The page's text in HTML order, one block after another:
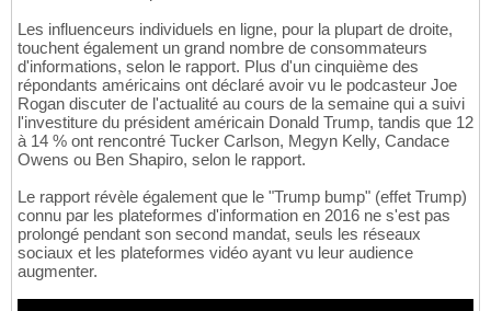
Les influenceurs individuels en ligne, pour la plupart de droite,
touchent également un grand nombre de consommateurs
d'informations, selon le rapport. Plus d'un cinquième des
répondants américains ont déclaré avoir vu le podcasteur Joe
Rogan discuter de l'actualité au cours de la semaine qui a suivi
l'investiture du président américain Donald Trump, tandis que 12
à 14 % ont rencontré Tucker Carlson, Megyn Kelly, Candace
Owens ou Ben Shapiro, selon le rapport.
Le rapport révèle également que le "Trump bump" (effet Trump)
connu par les plateformes d'information en 2016 ne s'est pas
prolongé pendant son second mandat, seuls les réseaux
sociaux et les plateformes vidéo ayant vu leur audience
augmenter.